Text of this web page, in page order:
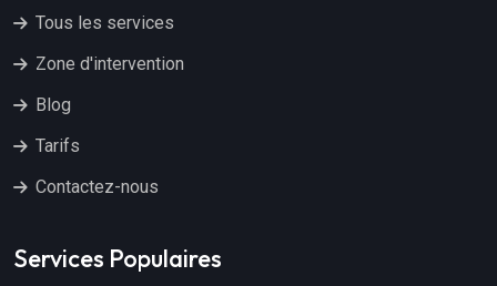
Tous les services
Zone d'intervention
Blog
Tarifs
Contactez-nous
Services Populaires